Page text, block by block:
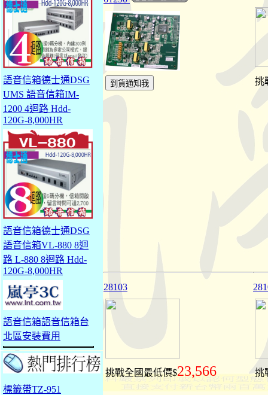
語音信箱德士通DSG
UMS 語音信箱IM-
1200 4迴路 Hdd-
120G-8,000HR
語音信箱德士通DSG
語音信箱VL-880 8迴
路 L-880 8迴路 Hdd-
120G-8,000HR
語音信箱語音信箱台
北區安裝費用
標籤帶TZ-951
挑
28103
挑戰全國最低價$23,566 挑